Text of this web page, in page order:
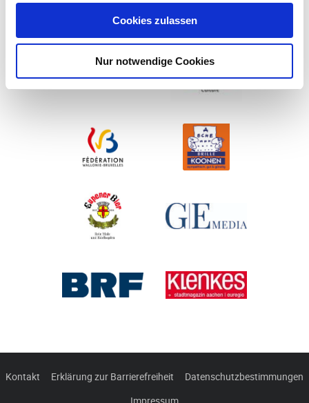
Cookies zulassen
Nur notwendige Cookies
Kontakt Erklärung zur Barrierefreiheit
Datenschutzbestimmungen